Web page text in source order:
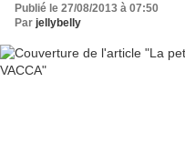
Publié le 27/08/2013 à 07:50
Par jellybelly